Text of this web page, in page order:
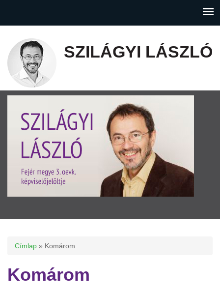
SZILÁGYI LÁSZLÓ
Jelenlegi hely
Címlap » Komárom
Komárom